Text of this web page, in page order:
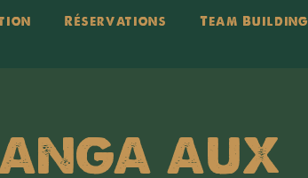
Réservations Team Building
aux